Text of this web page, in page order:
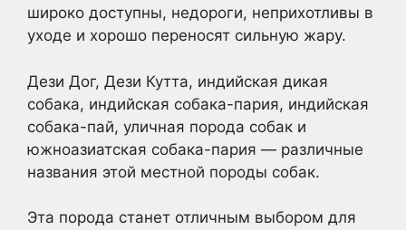
широко доступны, недороги, неприхотливы в
уходе и хорошо переносят сильную жару.
Дези Дог, Дези Кутта, индийская дикая
собака, индийская собака-пария, индийская
собака-пай, уличная порода собак и
южноазиатская собака-пария — различные
названия этой местной породы собак.
Эта порода станет отличным выбором для